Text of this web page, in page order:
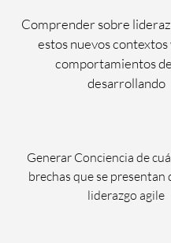
Comprender sobre
estos nuevos contextos
comportamientos
desarrollando
Generar Conciencia de
brechas que se presentan
liderazgo agile